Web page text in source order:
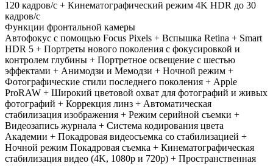
120 кадров/ с + Кинематографический режим 4K HDR до 30
кадров/ с
Функции фронтальной камеры
Автофокус с помощью Focus Pixels + Вспышка Retina + Smart
HDR 5 + Портреты нового поколения с фокусировкой и
контролем глубины + Портретное освещение с шестью
эффектами + Анимодзи и Мемодзи + Ночной режим +
Фотографические стили последнего поколения + Apple
ProRAW + Широкий цветовой охват для фотографий и живых
фотографий + Коррекция линз + Автоматическая
стабилизация изображения + Режим серийной съемки +
Видеозапись журнала + Система кодирования цвета
Академии + Покадровая видеосъемка со стабилизацией +
Ночной режим Покадровая съемка + Кинематографическая
стабилизация видео (4K, 1080p и 720p) + Пространственная